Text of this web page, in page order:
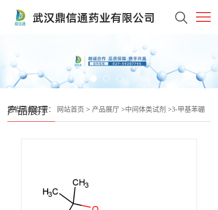
产品展厅
您当前的位置： 网站首页 > 产品展厅 >中间体类试剂 >3-甲基苯硼